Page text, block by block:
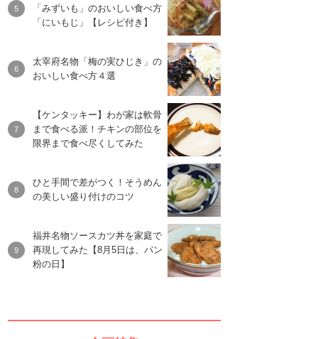
「みずいも」のおいしい食べ方
「にいもじ」【レシピ付き】
太宰府名物「梅の実ひじき」の
おいしい食べ方４選
【ケンタッキー】わが家は軟骨
まで食べる派！チキンの部位を
限界まで食べ尽くしてみた
ひと手間で差がつく！そうめん
の美しい盛り付けのコツ
福井名物ソースカツ丼を家庭で
再現してみた【8月5日は、パン
粉の日】